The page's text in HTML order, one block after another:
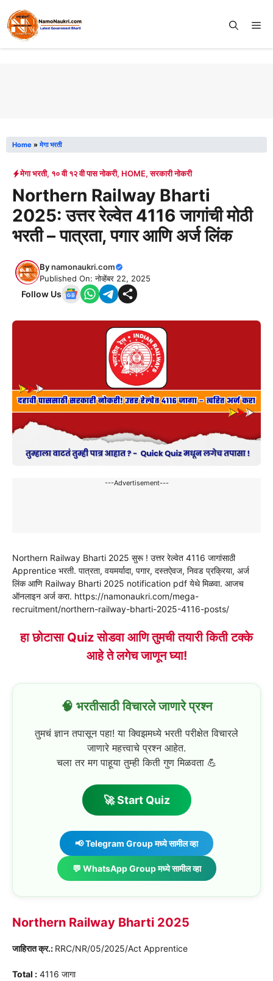
content
Home »मेगा भरती
मेगा भरती, १० वी १२ वी पास नोकरी, HOME,सरकारी नोकरी
Northern Railway Bharti
2025: उत्तर रेल्वेत 4116 जागांची मोठी
भरती – पात्रता, पगार आणि अर्ज लिंक
Bynamonaukri.com
Published On: नोव्हेंबर 22, 2025
Follow Us
---Advertisement---
Northern Railway Bharti 2025 सुरू ! उत्तर रेल्वेत 4116 जागांसाठी
Apprentice भरती. पात्रता, वयमर्यादा, पगार, दस्तऐवज, निवड प्रक्रिया, अर्ज
लिंक आणि Railway Bharti 2025 notification pdf येथे मिळवा. आजच
ऑनलाइन अर्ज करा. https://namonaukri.com/mega-
recruitment/northern-railway-bharti-2025-4116-posts/
हा छोटासा Quiz सोडवा आणि तुमची तयारी किती टक्के
आहे ते लगेच जाणून घ्या!
🧠 भरतीसाठी विचारले जाणारे प्रश्न
तुमचं ज्ञान तपासून पहा! या क्विझमध्ये भरती परीक्षेत विचारले
जाणारे महत्त्वाचे प्रश्न आहेत.
चला तर मग पाहूया तुम्ही किती गुण मिळवता 💪
🚀 Start Quiz
📢 Telegram Group मध्ये सामील व्हा
💬 WhatsApp Group मध्ये सामील व्हा
Northern Railway Bharti 2025
जाहिरात क्र.: RRC/NR/05/2025/Act Apprentice
Total : 4116 जागा